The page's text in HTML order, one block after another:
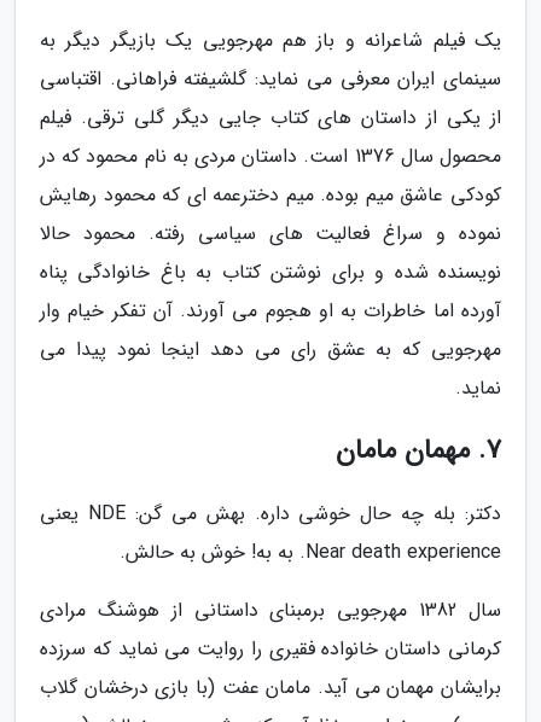
یک فیلم شاعرانه و باز هم مهرجویی یک بازیگر دیگر به
سینمای ایران معرفی می نماید: گلشیفته فراهانی. اقتباسی
از یکی از داستان های کتاب جایی دیگر گلی ترقی. فیلم
محصول سال 1376 است. داستان مردی به نام محمود که در
کودکی عاشق میم بوده. میم دخترعمه ای که محمود رهایش
نموده و سراغ فعالیت های سیاسی رفته. محمود حالا
نویسنده شده و برای نوشتن کتاب به باغ خانوادگی پناه
آورده اما خاطرات به او هجوم می آورند. آن تفکر خیام وار
مهرجویی که به عشق رای می دهد اینجا نمود پیدا می
نماید.
7. مهمان مامان
دکتر: بله چه حال خوشی داره. بهش می گن: NDE یعنی
Near death experience. به به! خوش به حالش.
سال 1382 مهرجویی برمبنای داستانی از هوشنگ مرادی
کرمانی داستان خانواده فقیری را روایت می نماید که سرزده
برایشان مهمان می آید. مامان عفت (با بازی درخشان گلاب